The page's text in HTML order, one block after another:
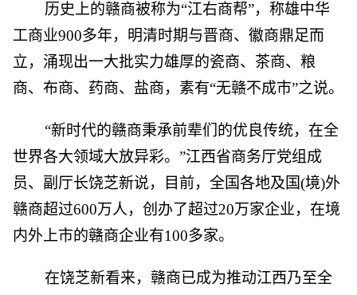
历史上的赣商被称为“江右商帮”，称雄中华
工商业900多年，明清时期与晋商、徽商鼎足而
立，涌现出一大批实力雄厚的瓷商、茶商、粮
商、布商、药商、盐商，素有“无赣不成市”之说。
“新时代的赣商秉承前辈们的优良传统，在全
世界各大领域大放异彩。”江西省商务厅党组成
员、副厅长饶芝新说，目前，全国各地及国(境)外
赣商超过600万人，创办了超过20万家企业，在境
内外上市的赣商企业有100多家。
在饶芝新看来，赣商已成为推动江西乃至全